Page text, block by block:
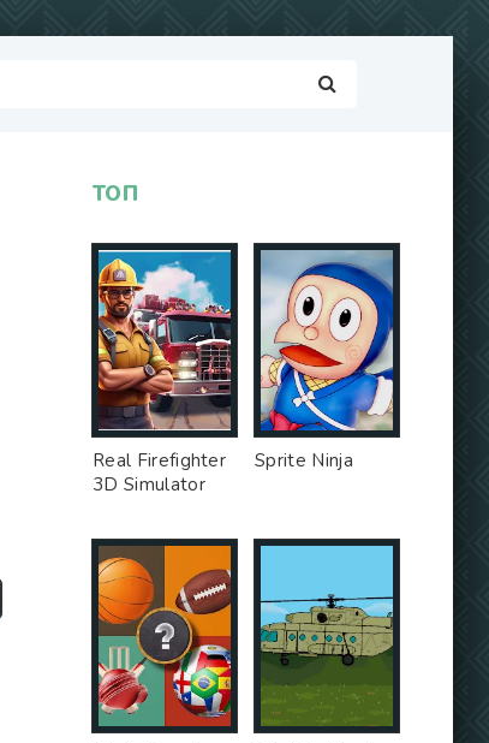
ТОП
Real Firefighter
3D Simulator
Sprite Ninja